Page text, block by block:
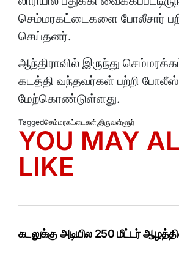
செம்மரகட்டைகளை போலீசார்
செய்தனர்.
ஆந்திராவில் இருந்து
கடத்தி வந்தவர்கள் பற்றி
மேற்கொண்டுள்ளது.
Taggedசெம்மரகட்டைகள்,திருவள்ளூர்
YOU MAY
LIKE
கடலுக்கு அடியில 250 மீட்டர்